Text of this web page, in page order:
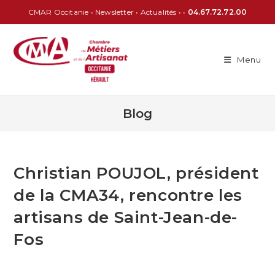
CMAR Occitanie • Newsletter • Actualités • • 04.67.72.72.00
Menu
Blog
Christian POUJOL, président
de la CMA34, rencontre les
artisans de Saint-Jean-de-
Fos